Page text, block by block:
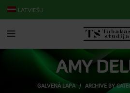
LATVIEŠU
AMY
GALVENĀ LAPA ARCHIVE BY